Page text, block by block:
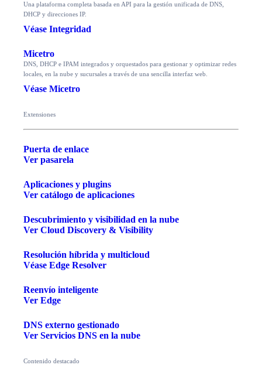
Una plataforma completa basada en API para la gestión unificada de DNS,
DHCP y direcciones IP.
Véase Integridad
Micetro
DNS, DHCP e IPAM integrados y orquestados para gestionar y optimizar redes
locales, en la nube y sucursales a través de una sencilla interfaz web.
Véase Micetro
Extensiones
Puerta de enlace
Ver pasarela
Aplicaciones y plugins
Ver catálogo de aplicaciones
Descubrimiento y visibilidad en la nube
Ver Cloud Discovery & Visibility
Resolución híbrida y multicloud
Véase Edge Resolver
Reenvío inteligente
Ver Edge
DNS externo gestionado
Ver Servicios DNS en la nube
Contenido destacado